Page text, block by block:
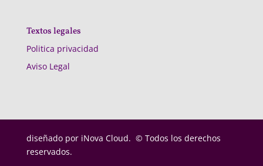
Textos legales
Politica privacidad
Aviso Legal
diseñado por iNova Cloud. © Todos los derechos
reservados.